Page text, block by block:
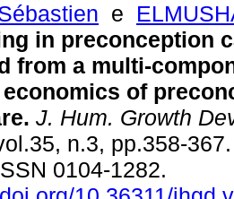
e
in preconception
from a multi-
of
J. Hum. Growth
n.3, pp.358-
0104-1282.